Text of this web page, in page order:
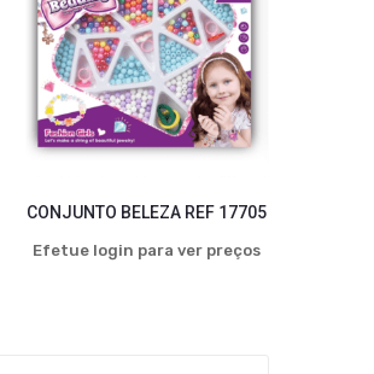
CONJUNTO BELEZA REF 17705
Efetue login para ver preços